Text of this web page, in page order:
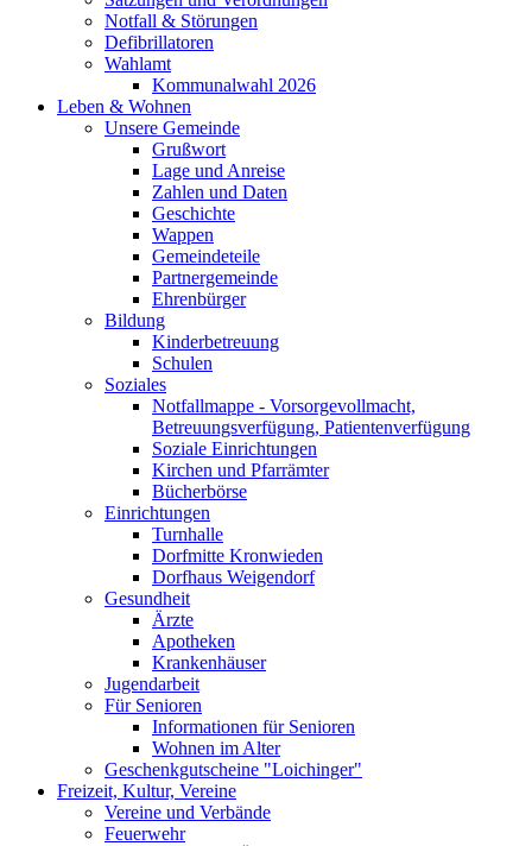
Notfall & Störungen
Defibrillatoren
Wahlamt
Kommunalwahl 2026
Leben & Wohnen
Unsere Gemeinde
Grußwort
Lage und Anreise
Zahlen und Daten
Geschichte
Wappen
Gemeindeteile
Partnergemeinde
Ehrenbürger
Bildung
Kinderbetreuung
Schulen
Soziales
Notfallmappe - Vorsorgevollmacht,
Betreuungsverfügung, Patientenverfügung
Soziale Einrichtungen
Kirchen und Pfarrämter
Bücherbörse
Einrichtungen
Turnhalle
Dorfmitte Kronwieden
Dorfhaus Weigendorf
Gesundheit
Ärzte
Apotheken
Krankenhäuser
Jugendarbeit
Für Senioren
Informationen für Senioren
Wohnen im Alter
Geschenkgutscheine "Loichinger"
Freizeit, Kultur, Vereine
Vereine und Verbände
Feuerwehr